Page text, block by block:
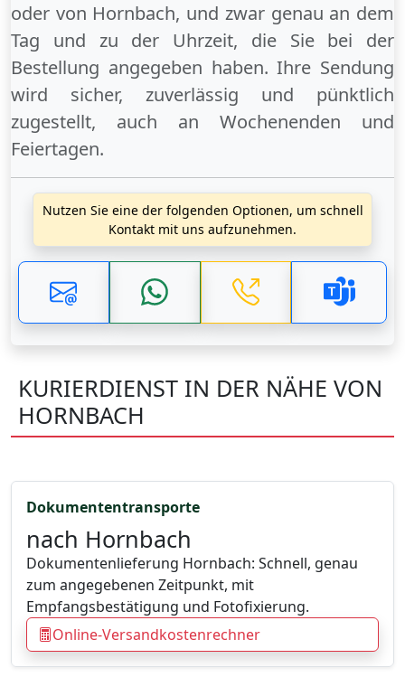
oder von Hornbach, und zwar genau an dem
Tag und zu der Uhrzeit, die Sie bei der
Bestellung angegeben haben. Ihre Sendung
wird sicher, zuverlässig und pünktlich
zugestellt, auch an Wochenenden und
Feiertagen.
Nutzen Sie eine der folgenden Optionen, um schnell
Kontakt mit uns aufzunehmen.
KURIERDIENST IN DER NÄHE VON
HORNBACH
Dokumententransporte
nach Hornbach
Dokumentenlieferung Hornbach: Schnell, genau
zum angegebenen Zeitpunkt, mit
Empfangsbestätigung und Fotofixierung.
Online-Versandkostenrechner